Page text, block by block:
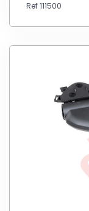
Ref 111500